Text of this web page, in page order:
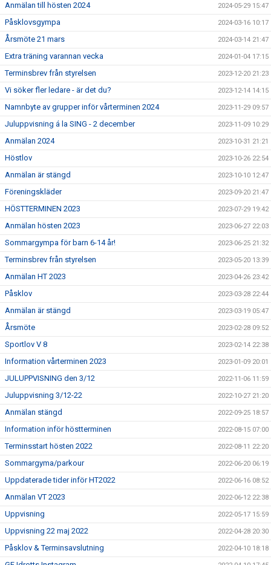
Anmälan till hösten 2024 2024-05-29 15:47
Påsklovsgympa 2024-03-16 10:17
Årsmöte 21 mars 2024-03-14 21:47
Extra träning varannan vecka 2024-01-04 17:15
Terminsbrev från styrelsen 2023-12-20 21:23
Vi söker fler ledare - är det du? 2023-12-14 14:15
Namnbyte av grupper inför vårterminen 2024 2023-11-29 09:57
Juluppvisning á la SING - 2 december 2023-11-09 10:29
Anmälan 2024 2023-10-31 21:21
Höstlov 2023-10-26 22:54
Anmälan är stängd 2023-10-10 12:47
Föreningskläder 2023-09-20 21:47
HÖSTTERMINEN 2023 2023-07-29 19:42
Anmälan hösten 2023 2023-06-27 22:03
Sommargympa för barn 6-14 år! 2023-06-25 21:32
Terminsbrev från styrelsen 2023-05-20 13:39
Anmälan HT 2023 2023-04-26 23:42
Påsklov 2023-03-28 22:44
Anmälan är stängd 2023-03-19 05:47
Årsmöte 2023-02-28 09:52
Sportlov V 8 2023-02-14 22:38
Information vårterminen 2023 2023-01-09 20:01
JULUPPVISNING den 3/12 2022-11-06 11:59
Juluppvisning 3/12-22 2022-10-27 21:20
Anmälan stängd 2022-09-25 18:57
Information inför höstterminen 2022-08-15 07:00
Terminsstart hösten 2022 2022-08-11 22:20
Sommargyma/parkour 2022-06-20 06:19
Uppdaterade tider inför HT2022 2022-06-16 08:52
Anmälan VT 2023 2022-06-12 22:38
Uppvisning 2022-05-17 15:59
Uppvisning 22 maj 2022 2022-04-28 20:30
Påsklov & Terminsavslutning 2022-04-10 18:18